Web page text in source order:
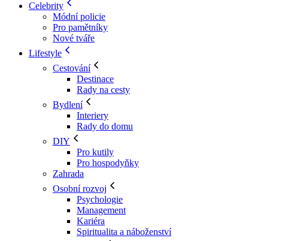
Celebrity
Módní policie
Pro pamětníky
Nové tváře
Lifestyle
Cestování
Destinace
Rady na cesty
Bydlení
Interiery
Rady do domu
DIY
Pro kutily
Pro hospodyňky
Zahrada
Osobní rozvoj
Psychologie
Management
Kariéra
Spiritualita a náboženství